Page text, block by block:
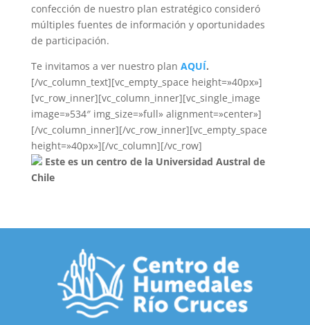
confección de nuestro plan estratégico consideró
múltiples fuentes de información y oportunidades
de participación.
Te invitamos a ver nuestro plan AQUÍ.
[/vc_column_text][vc_empty_space height=»40px»]
[vc_row_inner][vc_column_inner][vc_single_image
image=»534″ img_size=»full» alignment=»center»]
[/vc_column_inner][/vc_row_inner][vc_empty_space
height=»40px»][/vc_column][/vc_row]
Este es un centro de la Universidad Austral de
Chile